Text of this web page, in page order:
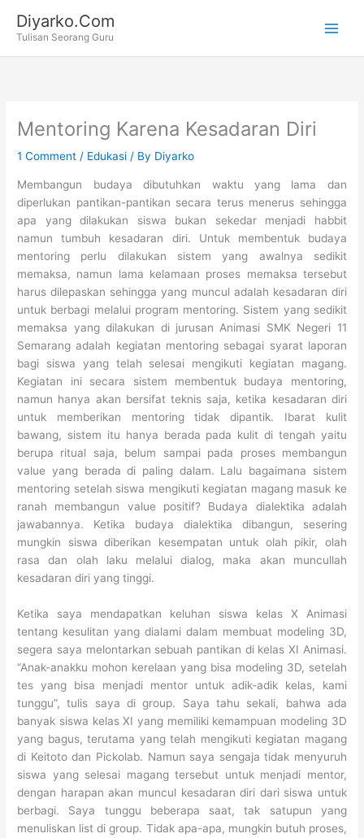
content
Diyarko.Com
Tulisan Seorang Guru
Mentoring Karena Kesadaran Diri
1 Comment / Edukasi / By Diyarko
Membangun budaya dibutuhkan waktu yang lama dan
diperlukan pantikan-pantikan secara terus menerus sehingga
apa yang dilakukan siswa bukan sekedar menjadi habbit
namun tumbuh kesadaran diri. Untuk membentuk budaya
mentoring perlu dilakukan sistem yang awalnya sedikit
memaksa, namun lama kelamaan proses memaksa tersebut
harus dilepaskan sehingga yang muncul adalah kesadaran diri
untuk berbagi melalui program mentoring. Sistem yang sedikit
memaksa yang dilakukan di jurusan Animasi SMK Negeri 11
Semarang adalah kegiatan mentoring sebagai syarat laporan
bagi siswa yang telah selesai mengikuti kegiatan magang.
Kegiatan ini secara sistem membentuk budaya mentoring,
namun hanya akan bersifat teknis saja, ketika kesadaran diri
untuk memberikan mentoring tidak dipantik. Ibarat kulit
bawang, sistem itu hanya berada pada kulit di tengah yaitu
berupa ritual saja, belum sampai pada proses membangun
value yang berada di paling dalam. Lalu bagaimana sistem
mentoring setelah siswa mengikuti kegiatan magang masuk ke
ranah membangun value positif? Budaya dialektika adalah
jawabannya. Ketika budaya dialektika dibangun, sesering
mungkin siswa diberikan kesempatan untuk olah pikir, olah
rasa dan olah laku melalui dialog, maka akan muncullah
kesadaran diri yang tinggi.
Ketika saya mendapatkan keluhan siswa kelas X Animasi
tentang kesulitan yang dialami dalam membuat modeling 3D,
segera saya melontarkan sebuah pantikan di kelas XI Animasi.
“Anak-anakku mohon kerelaan yang bisa modeling 3D, setelah
tes yang bisa menjadi mentor untuk adik-adik kelas, kami
tunggu”, tulis saya di group. Saya tahu sekali, bahwa ada
banyak siswa kelas XI yang memiliki kemampuan modeling 3D
yang bagus, terutama yang telah mengikuti kegiatan magang
di Keitoto dan Pickolab. Namun saya sengaja tidak menyuruh
siswa yang selesai magang tersebut untuk menjadi mentor,
dengan harapan akan muncul kesadaran diri dari siswa untuk
berbagi. Saya tunggu beberapa saat, tak satupun yang
menuliskan list di group. Tidak apa-apa, mungkin butuh proses,